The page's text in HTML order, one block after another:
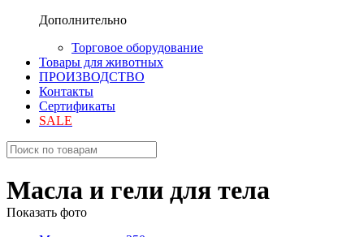
Дополнительно
Торговое оборудование
Товары для животных
ПРОИЗВОДСТВО
Контакты
Сертификаты
SALE
Масла и гели для тела
Показать фото